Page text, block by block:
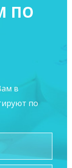
ПО
в
по